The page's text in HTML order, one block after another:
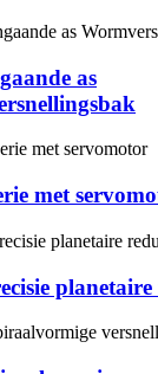
as
met